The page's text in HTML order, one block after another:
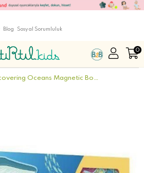
Blog Sosyal Sorumluluk
0
Discovering Oceans Magnetic Box Sets